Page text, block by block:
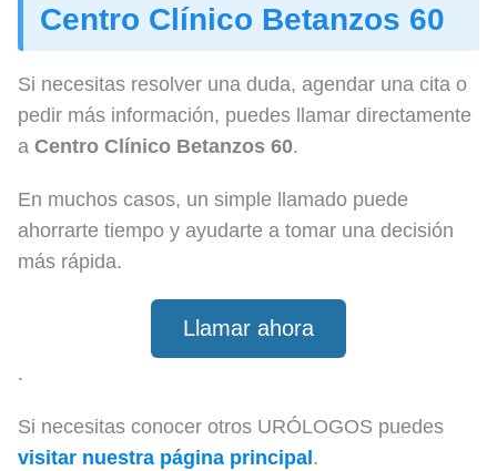
Centro Clínico Betanzos 60
Si necesitas resolver una duda, agendar una cita o
pedir más información, puedes llamar directamente
a Centro Clínico Betanzos 60.
En muchos casos, un simple llamado puede
ahorrarte tiempo y ayudarte a tomar una decisión
más rápida.
Llamar ahora
.
Si necesitas conocer otros URÓLOGOS puedes
visitar nuestra página principal .